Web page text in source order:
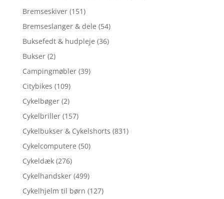
Bremseskiver (151)
Bremseslanger & dele (54)
Buksefedt & hudpleje (36)
Bukser (2)
Campingmøbler (39)
Citybikes (109)
Cykelbøger (2)
Cykelbriller (157)
Cykelbukser & Cykelshorts (831)
Cykelcomputere (50)
Cykeldæk (276)
Cykelhandsker (499)
Cykelhjelm til børn (127)